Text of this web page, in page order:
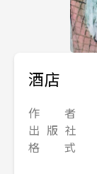
酒店
作 者
出 版 社
格 式